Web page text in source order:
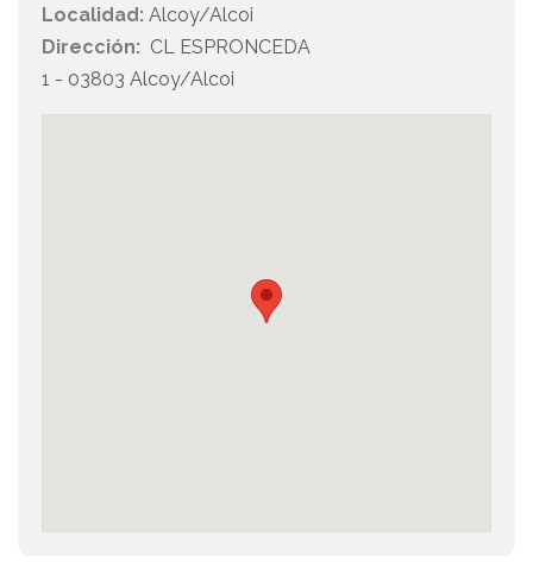
Localidad: Alcoy/Alcoi
Dirección: CL ESPRONCEDA
1 - 03803 Alcoy/Alcoi